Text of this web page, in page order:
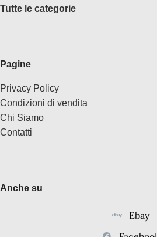
Tutte le categorie
Pagine
Privacy Policy
Condizioni di vendita
Chi Siamo
Contatti
Anche su
Ebay